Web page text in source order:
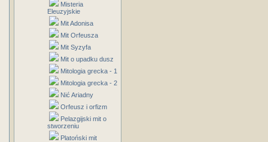
Misteria
Eleuzyjskie
Mit Adonisa
Mit Orfeusza
Mit Syzyfa
Mit o upadku dusz
Mitologia grecka - 1
Mitologia grecka - 2
Nić Ariadny
Orfeusz i orfizm
Pelazgijski mit o
stworzeniu
Platoński mit